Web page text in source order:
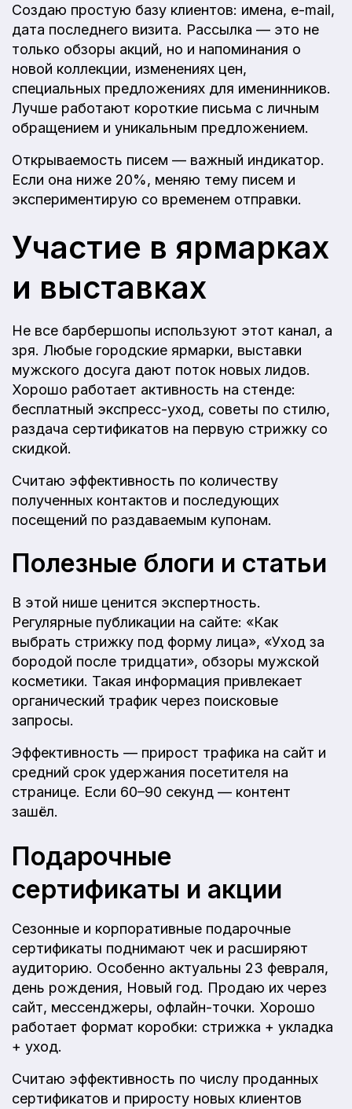
Создаю простую базу клиентов: имена, e-mail,
дата последнего визита. Рассылка — это не
только обзоры акций, но и напоминания о
новой коллекции, изменениях цен,
специальных предложениях для именинников.
Лучше работают короткие письма с личным
обращением и уникальным предложением.
Открываемость писем — важный индикатор.
Если она ниже 20%, меняю тему писем и
экспериментирую со временем отправки.
Участие в ярмарках
и выставках
Не все барбершопы используют этот канал, а
зря. Любые городские ярмарки, выставки
мужского досуга дают поток новых лидов.
Хорошо работает активность на стенде:
бесплатный экспресс-уход, советы по стилю,
раздача сертификатов на первую стрижку со
скидкой.
Считаю эффективность по количеству
полученных контактов и последующих
посещений по раздаваемым купонам.
Полезные блоги и статьи
В этой нише ценится экспертность.
Регулярные публикации на сайте: «Как
выбрать стрижку под форму лица», «Уход за
бородой после тридцати», обзоры мужской
косметики. Такая информация привлекает
органический трафик через поисковые
запросы.
Эффективность — прирост трафика на сайт и
средний срок удержания посетителя на
странице. Если 60–90 секунд — контент
зашёл.
Подарочные
сертификаты и акции
Сезонные и корпоративные подарочные
сертификаты поднимают чек и расширяют
аудиторию. Особенно актуальны 23 февраля,
день рождения, Новый год. Продаю их через
сайт, мессенджеры, офлайн-точки. Хорошо
работает формат коробки: стрижка + укладка
+ уход.
Считаю эффективность по числу проданных
сертификатов и приросту новых клиентов